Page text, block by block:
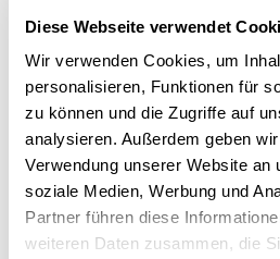
Diese Webseite verwendet
Wir verwenden Cookies, um
personalisieren, Funktionen für
zu können und die Zugriffe auf
analysieren. Außerdem geben
Verwendung unserer Website an
soziale Medien, Werbung und
Partner führen diese
weiteren Daten zusammen, die
Fahrzeugausstellung auf ihre
und Klein die Gelegenheit,
nächster Nähe zu betrachten
der Feuerwehr zu informieren.
Die Feuerwehr Ladenburg freut
Besucher und einen
Familie!